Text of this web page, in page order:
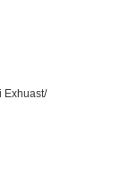
Exhuast/